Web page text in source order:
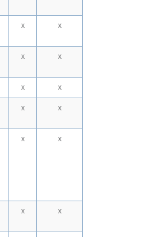
x x
x x
x x
x x
x x
x x